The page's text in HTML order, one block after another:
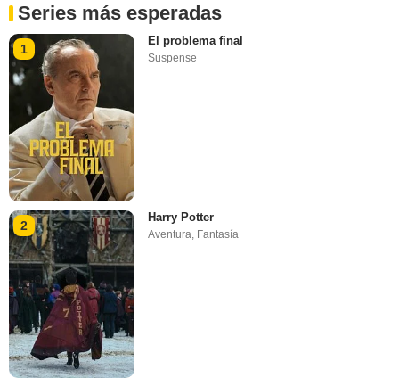
Series más esperadas
1
El problema final
Suspense
2
Harry Potter
Aventura, Fantasía